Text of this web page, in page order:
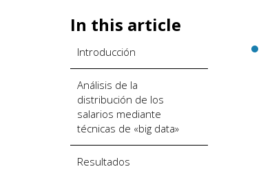
In this article
Introducción
Análisis de la
distribución de los
salarios mediante
técnicas de «big data»
Resultados